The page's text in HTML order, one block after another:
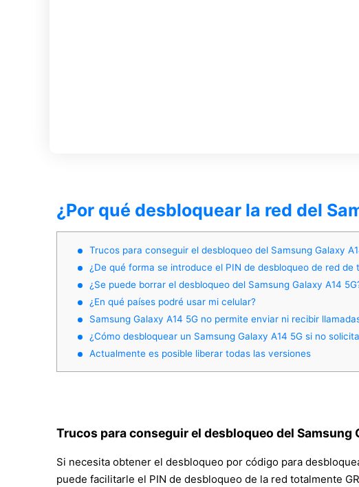
¿Por qué desbloquear la red del
Trucos para conseguir el desbloqueo del Samsung Galaxy
¿De qué forma se introduce el PIN de desbloqueo de red de
¿Se puede borrar el desbloqueo del Samsung Galaxy A14
¿En qué países podré usar mi celular?
Samsung Galaxy A14 5G no permite enviar ni recibir
¿Cómo desbloquear un Samsung Galaxy A14 5G si no
Actualmente es posible liberar todas las versiones
Trucos para conseguir el desbloqueo del Samsung
Si necesita obtener el desbloqueo por código para
puede facilitarle el PIN de desbloqueo de la red totalmente